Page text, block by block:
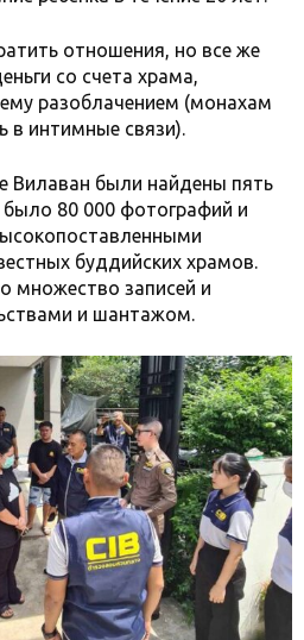
отношения, но все же
со счета храма,
разоблачением (монахам
в интимные связи).
Вилаван были найдены пять
80 000 фотографий и
буддийских храмов.
множество записей и
и шантажом.